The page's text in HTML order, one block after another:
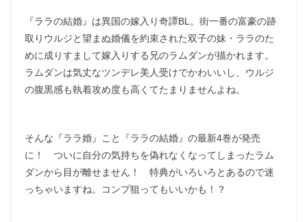
『ララの結婚』は異国の嫁入り奇譚BL。街一番の富豪の跡
取りウルジと望まぬ婚儀を約束された双子の妹・ララのた
めに成りすまして嫁入りする兄のラムダンが描かれます。
ラムダンは気丈なツンデレ美人受けでかわいいし、ウルジ
の腹黒感も執着攻め度も高くてたまりませんよね。
そんな『ララ婚』こと『ララの結婚』の最新4巻が発売
に！ ついに自分の気持ちを偽れなくなってしまったラム
ダンから目が離せません！ 特典がいろいろとあるので迷
っちゃいますね。コンプ狙ってもいいかも！？